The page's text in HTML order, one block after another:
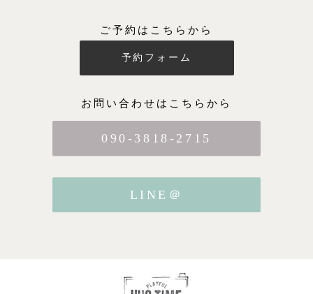
ご予約はこちらから
予約フォーム
お問い合わせはこちらから
090-3818-2715
LINE＠